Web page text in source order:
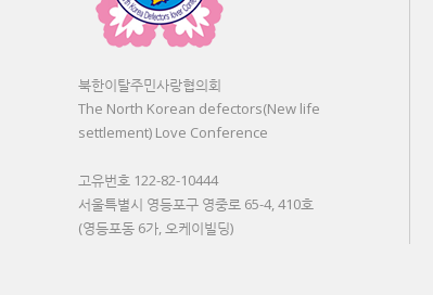
북한이탈주민사랑협의회
The North Korean defectors(New life
settlement) Love Conference
고유번호 122-82-10444
서울특별시 영등포구 영중로 65-4, 410호
(영등포동 6가, 오케이빌딩)